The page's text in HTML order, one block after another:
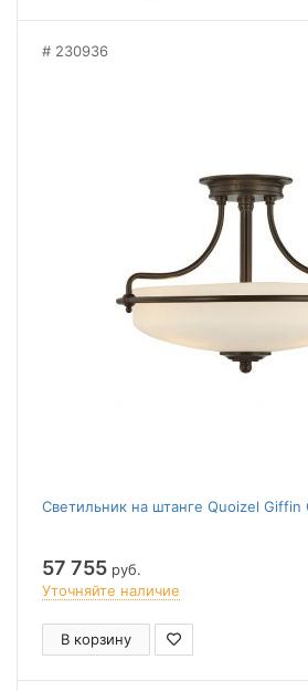
230936
Светильник на штанге Quoizel Giffin
57 755 руб.
Уточняйте наличие
В корзину